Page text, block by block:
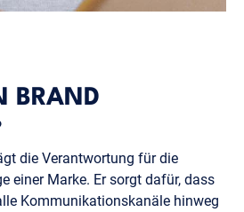
BRAND
die Verantwortung für die
einer Marke. Er sorgt dafür, dass
Kommunikationskanäle hinweg